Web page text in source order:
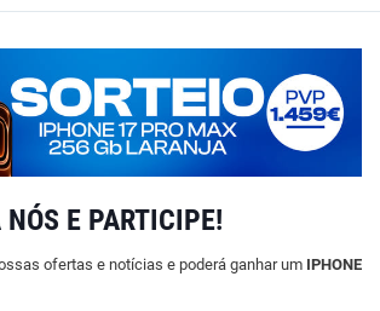
E PARTICIPE!
ofertas e notícias e poderá ganhar um IPHONE